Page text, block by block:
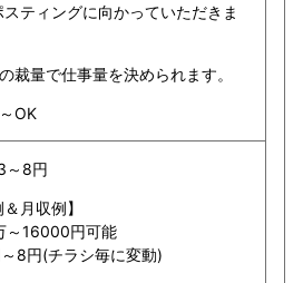
ティングに向かっていただきま
裁量で仕事量を決められます。
OK
～8円
＆月収例】
～16000円可能
8円(チラシ毎に変動)